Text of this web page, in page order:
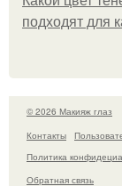
подходят для
© 2026 Макияж глаз
Контакты
Политика
Обратная связь